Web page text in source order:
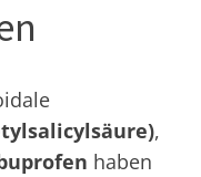
,
haben